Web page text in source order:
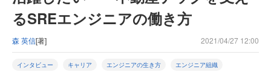
るSREエンジニアの働き方
森 英信[著] 2021/04/27 12:00
インタビュー キャリア エンジニアの生き方 エンジニア組織